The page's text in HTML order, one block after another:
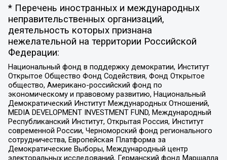
* Перечень иностранных и международных
неправительственных организаций,
деятельность которых признана
нежелательной на территории Российской
Федерации:
Национальный фонд в поддержку демократии, Институт
Открытое Общество Фонд Содействия, Фонд Открытое
общество, Американо-российский фонд по
экономическому и правовому развитию, Национальный
Демократический Институт Международных Отношений,
MEDIA DEVELOPMENT INVESTMENT FUND, Международный
Республиканский Институт, Открытая Россия, Институт
современной России, Черноморский фонд регионального
сотрудничества, Европейская Платформа за
Демократические Выборы, Международный центр
электоральных исследований, Германский фонд Маршалла